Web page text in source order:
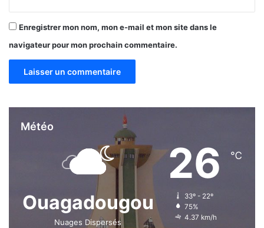
Enregistrer mon nom, mon e-mail et mon site dans le
navigateur pour mon prochain commentaire.
Météo
Ouagadougou
Nuages Dispersés
26 ℃
33º - 22º
75%
4.37 km/h